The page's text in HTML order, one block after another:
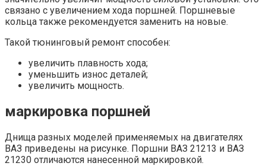
связано с увеличением хода поршней. Поршневые
кольца также рекомендуется заменить на новые.
Такой тюнинговый ремонт способен:
увеличить плавность хода;
уменьшить износ деталей;
увеличить мощность.
маркировка поршней
Днища разных моделей применяемых на двигателях
ВАЗ приведены на рисунке. Поршни ВАЗ 21213 и ВАЗ
21230 отличаются нанесенной маркировкой.